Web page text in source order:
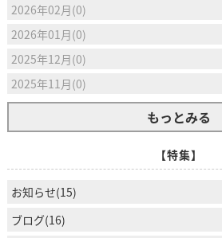
2026年02月(0)
2026年01月(0)
2025年12月(0)
2025年11月(0)
もっとみる
【特集】
お知らせ(15)
ブログ(16)